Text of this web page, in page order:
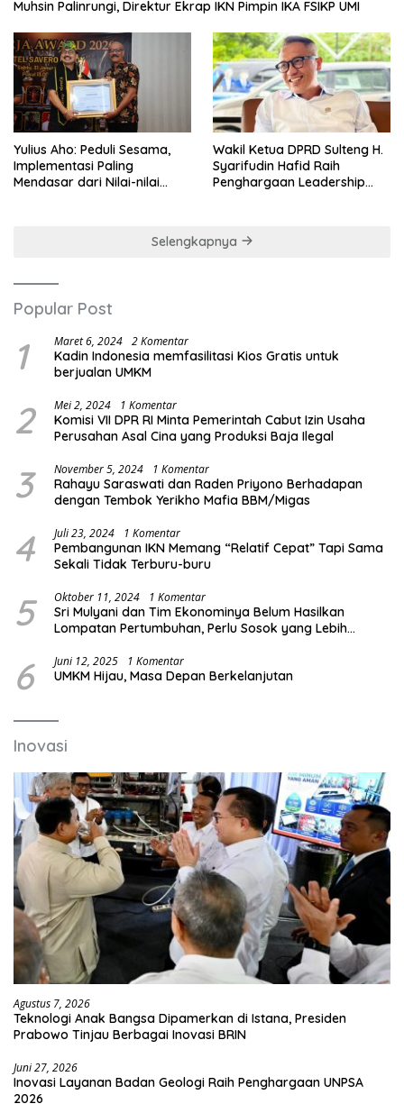
Muhsin Palinrungi, Direktur Ekrap IKN Pimpin IKA FSIKP UMI
Yulius Aho: Peduli Sesama,
Implementasi Paling
Mendasar dari Nilai-nilai
Wakil Ketua DPRD Sulteng H.
Syarifudin Hafid Raih
Penghargaan Leadership
Selengkapnya
Popular Post
1 Maret 6, 2024 2 Komentar
Kadin Indonesia memfasilitasi Kios Gratis untuk
berjualan UMKM
2 Mei 2, 2024 1 Komentar
Komisi VII DPR RI Minta Pemerintah Cabut Izin Usaha
Perusahan Asal Cina yang Produksi Baja Ilegal
3 November 5, 2024 1 Komentar
Rahayu Saraswati dan Raden Priyono Berhadapan
dengan Tembok Yerikho Mafia BBM/Migas
4 Juli 23, 2024 1 Komentar
Pembangunan IKN Memang “Relatif Cepat” Tapi Sama
Sekali Tidak Terburu-buru
5 Oktober 11, 2024 1 Komentar
Sri Mulyani dan Tim Ekonominya Belum Hasilkan
Lompatan Pertumbuhan, Perlu Sosok yang Lebih
6 Juni 12, 2025 1 Komentar
UMKM Hijau, Masa Depan Berkelanjutan
Inovasi
Agustus 7, 2026
Teknologi Anak Bangsa Dipamerkan di Istana, Presiden
Prabowo Tinjau Berbagai Inovasi BRIN
Juni 27, 2026
Inovasi Layanan Badan Geologi Raih Penghargaan UNPSA
2026